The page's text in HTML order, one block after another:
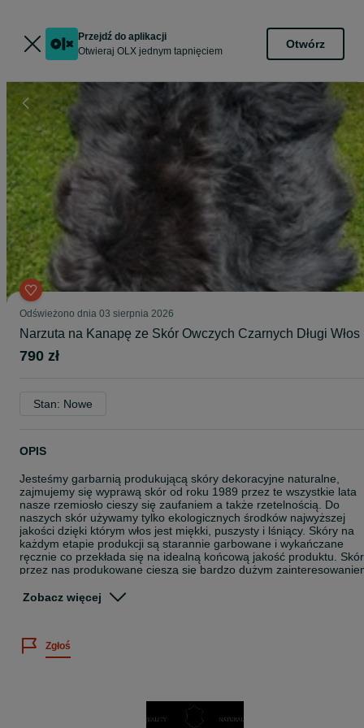
Przejdź do aplikacji
Otwieraj OLX jednym tapnięciem
Otwórz
Odświeżono dnia 03 sierpnia 2026
Narzuta na Kanapę ze Skór Owczych Czarnych Długi Włos
790 zł
Stan: Nowe
OPIS
Jesteśmy garbarnią produkującą skóry dekoracyjne naturalne,
zajmujemy się wyprawą skór od roku 1989 przez te wszystkie lata
nasze rzemiosło cieszy się zaufaniem a także rzetelnością. Do
naszych skór używamy tylko ekologicznych środków najwyższej
jakości dzięki którym włos jest miękki, puszysty i lśniący. Skóry na
każdym etapie produkcji są starannie garbowane i wykańczane
ręcznie co przekłada się na idealną końcową jakość produktu.
przez nas produkowane cieszą się bardzo dużym
gospodarstwach domowych od wielu lat .
miłe w dotyku
puszyste
Nasze skóry oraz produkty są idealnym rozwiązaniem do dekoracji
pomieszczeń w stylu nowoczesnym jak i tradycyjnym,bardzo ładnie
Zobacz więcej
Zgłoś